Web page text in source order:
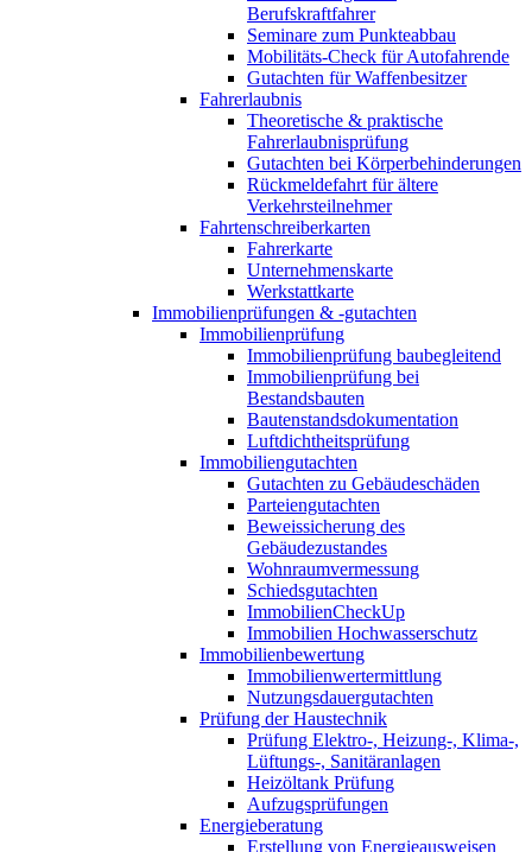
Berufskraftfahrer
Seminare zum Punkteabbau
Mobilitäts-Check für Autofahrende
Gutachten für Waffenbesitzer
Fahrerlaubnis
Theoretische & praktische
Fahrerlaubnisprüfung
Gutachten bei Körperbehinderungen
Rückmeldefahrt für ältere
Verkehrsteilnehmer
Fahrtenschreiberkarten
Fahrerkarte
Unternehmenskarte
Werkstattkarte
Immobilienprüfungen & -gutachten
Immobilienprüfung
Immobilienprüfung baubegleitend
Immobilienprüfung bei
Bestandsbauten
Bautenstandsdokumentation
Luftdichtheitsprüfung
Immobiliengutachten
Gutachten zu Gebäudeschäden
Parteiengutachten
Beweissicherung des
Gebäudezustandes
Wohnraumvermessung
Schiedsgutachten
ImmobilienCheckUp
Immobilien Hochwasserschutz
Immobilienbewertung
Immobilienwertermittlung
Nutzungsdauergutachten
Prüfung der Haustechnik
Prüfung Elektro-, Heizung-, Klima-,
Lüftungs-, Sanitäranlagen
Heizöltank Prüfung
Aufzugsprüfungen
Energieberatung
Erstellung von Energieausweisen